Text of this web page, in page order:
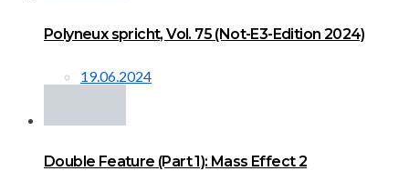
Polyneux spricht, Vol. 75 (Not-E3-Edition 2024)
19.06.2024
Double Feature (Part 1): Mass Effect 2